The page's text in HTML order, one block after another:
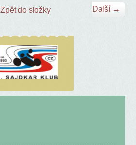
Další →
Zpět do složky